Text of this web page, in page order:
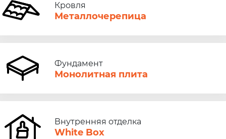
Кровля
Металлочерепица
Фундамент
Монолитная плита
Внутренняя отделка
White Box